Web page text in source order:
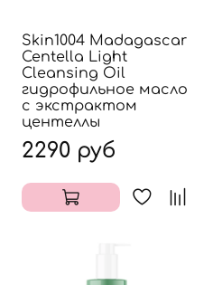
Skin1004 Madagascar
Centella Light
Cleansing Oil
гидрофильное масло
с экстрактом
центеллы
2290 руб